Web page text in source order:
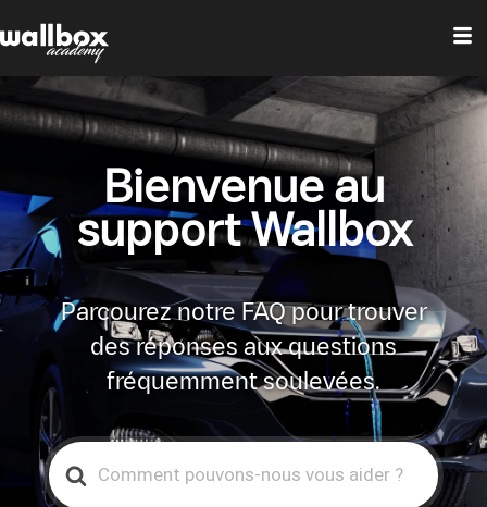
Bienvenue au
support Wallbox
Parcourez notre FAQ pour trouver
des réponses aux questions
fréquemment soulevées.
Search
For